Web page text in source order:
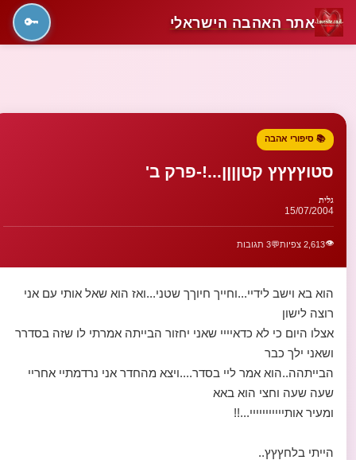
אתר האהבה הישראלי 🔑
📚 סיפורי אהבה
סטוץץץץ קטןןןן...!-פרק ב'
גלית
15/07/2004
👁️2,613 צפיות 💬3 תגובות
הוא בא וישב לידיי...וחייך חיוךך שטני...ואז הוא שאל אותי עם אני
רוצה לישון
אצלו היום כי לא כדאיייי שאני יחזור הבייתה אמרתי לו שזה בסדרר
ושאני ילך כבר
הבייתהה..הוא אמר ליי בסדר....ויצא מהחדר אני נרדמתיי אחריי
שעה שעה וחצי הוא באא
ומעיר אותייייייייייי...!!
הייתי בלחץץץ..